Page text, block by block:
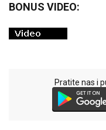
BONUS VIDEO:
Pratite nas i